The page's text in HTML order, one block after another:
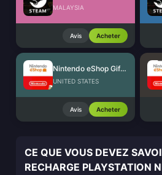
MALAYSIA
Avis Acheter
Nintendo eShop Gift Card (US)
UNITED STATES
Avis Acheter
CE QUE VOUS DEVEZ
RECHARGE PLAYSTATION